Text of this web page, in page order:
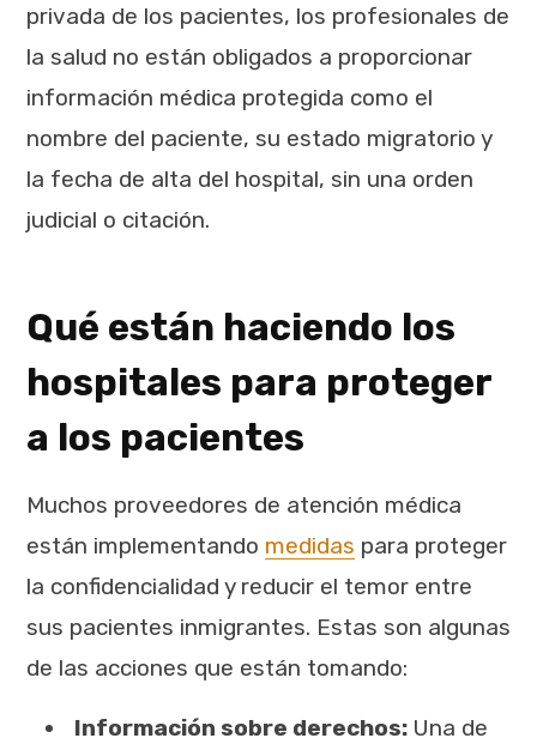
privada de los pacientes, los profesionales de
la salud no están obligados a proporcionar
información médica protegida como el
nombre del paciente, su estado migratorio y
la fecha de alta del hospital, sin una orden
judicial o citación.
Qué están haciendo los
hospitales para proteger
a los pacientes
Muchos proveedores de atención médica
están implementando medidas para proteger
la confidencialidad y reducir el temor entre
sus pacientes inmigrantes. Estas son algunas
de las acciones que están tomando:
Información sobre derechos: Una de